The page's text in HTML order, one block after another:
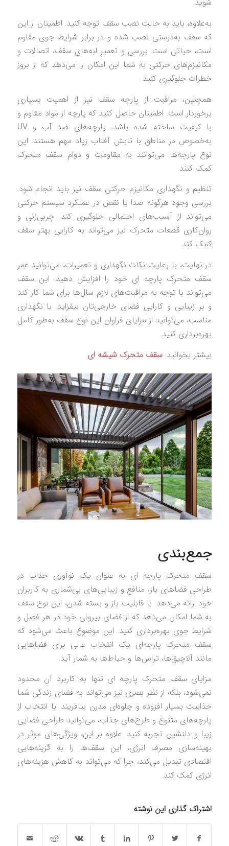
به‌علاوه، باید به حالت نصب سقف توجه کنید. اطمینان از این
که سقف به‌درستی نصب شده و در برابر شرایط جوی مقاوم
است، حیاتی است. بررسی و تعمیر لبه‌های سقف، اتصالات و
مکانیزم‌های حرکتی به ‌شما این امکان را می‌دهد که از بروز
خطرات جلوگیری کنید.
همچنین، مراقبت از پارچه سقف نیز از اهمیت بسیاری
برخوردار است. اطمینان حاصل کنید که پارچه از مواد مقاوم و
با کیفیت ساخته شده باشد. پارچه‌های ضد آب و UV
به‌خصوص در مناطق با تابش آفتاب زیاد مهم هستند. این
نوع پارچه‌ها می‌توانند به مقاومت و دوام سقف متحرک
کمک کنند.
تنظیم و نگهداری مکانیزم حرکتی سقف نیز باید انجام شود.
بررسی وجود هرگونه صدا یا نقص در عملکرد سیستم حرکتی
می‌تواند از آسیب‌های احتمالی جلوگیری کند. چربی‌زنی و
روان‌کاری قطعات متحرک نیز می‌تواند به کارایی بهتر سقف
کمک کند.
در نهایت، با رعایت نکات نگهداری و تعمیرات، می‌توانید عمر
سقف متحرک پارچه‌ ای خود را افزایش دهید. این سقف
می‌تواند با توجه به مراقبت‌های لازم سال‌ها برای شما کار کند
و بر زیبایی و کارایی فضای خارجی‌تان بیفزاید. با نگهداری
مناسب، می‌توانید از مزایای فراوان این نوع سقف به‌طور کامل
بهره‌برداری کنید.
بیشتر بخوانید: سقف متحرک شیشه ای
جمع‌بندی
سقف متحرک پارچه‌ ای به عنوان یک نوآوری جذاب در
طراحی فضاهای باز، منافع و زیبایی‌های بی‌شماری به کاربران
خود ارائه می‌دهد. با قابلیت باز و بسته شدن، این نوع سقف
به شما امکان می‌دهد که از فضای بیرونی خود در هر فصل و
شرایط جوی بهره‌برداری کنید. این موضوع باعث می‌شود که
سقف متحرک پارچه‌ای یک انتخاب عالی برای فضاهایی
مانند آلاچیق‌ها، تراس‌ها و حیاط‌ها به شمار آید.
مزایای سقف متحرک پارچه‌ ای تنها به کاربرد آن محدود
نمی‌شود، بلکه از نظر بصری نیز می‌تواند به فضای زندگی شما
جذابیت بسیار افزوده و جلوه‌ای مدرن بیافریند. با انتخاب از
پارچه‌های متنوع و طرح‌های جذاب، می‌توانید طراحی فضایی
زیبا و دلنشین تجربه کنید. علاوه بر این، ویژگی‌های موثر در
بهینه‌سازی مصرف انرژی، این سقف‌ها را به گزینه‌هایی
اقتصادی تبدیل می‌کند، چرا که می‌تواند به کاهش هزینه‌های
انرژی کمک کند.
اشتراک گذاری این نوشته